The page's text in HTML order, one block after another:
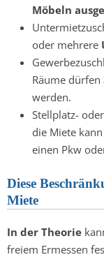
Möbeln
oder mehrere
Räume dürfen
werden.
Stellplatz-
die Miete kann
einen Pkw
Diese
Miete
In der Theorie
freiem Ermessen